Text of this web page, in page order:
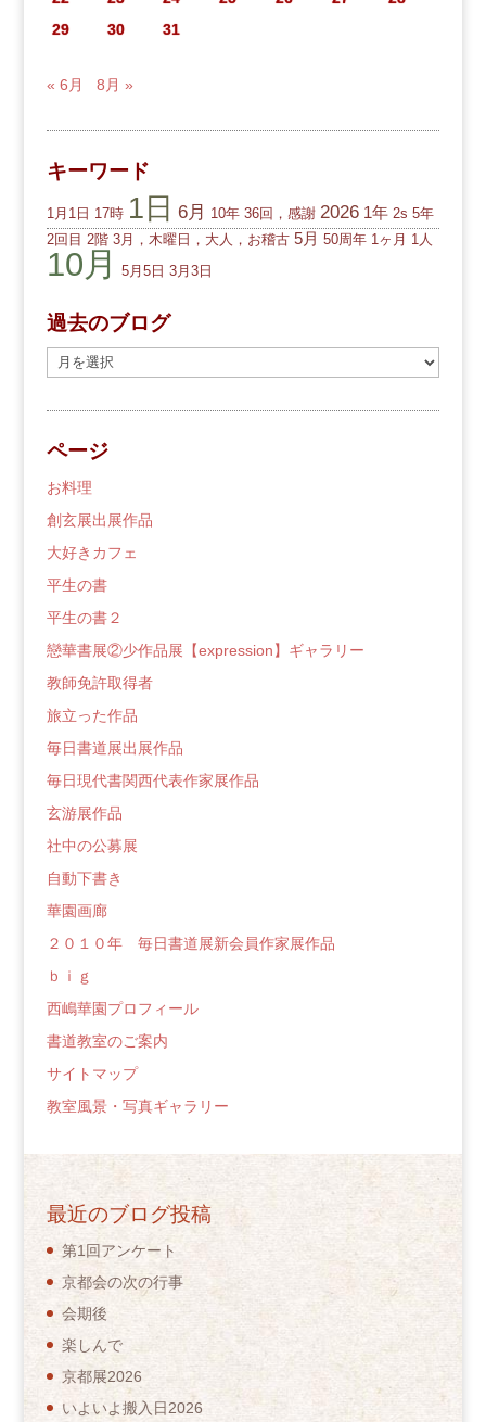
29
30 31
« 6月 8月 »
キーワード
1月1日 17時 1日 6月 10年 36回，感謝 2026 1年 2s 5年
2回目 2階 3月，木曜日，大人，お稽古 5月 50周年 1ヶ月 1人
10月 5月5日 3月3日
過去のブログ
去
の
ロ
グ
ページ
お料理
創玄展出展作品
大好きカフェ
平生の書
平生の書２
戀華書展②少作品展【expression】ギャラリー
教師免許取得者
旅立った作品
毎日書道展出展作品
毎日現代書関西代表作家展作品
玄游展作品
社中の公募展
自動下書き
華園画廊
２０１０年 毎日書道展新会員作家展作品
ｂｉｇ
西嶋華園プロフィール
書道教室のご案内
サイトマップ
教室風景・写真ギャラリー
最近のブログ投稿
第1回アンケート
京都会の次の行事
会期後
楽しんで
京都展2026
いよいよ搬入日2026